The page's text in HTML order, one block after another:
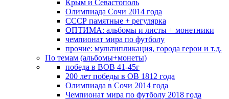
Крым и Севастополь
Олимпиада Сочи 2014 года
СССР памятные + регулярка
ОПТИМА: альбомы и листы + монетники
чемпионат мира по футболу
прочие: мультипликация, города герои и т.д.
По темам (альбомы+монеты)
победа в ВОВ 41-45г
200 лет победы в ОВ 1812 года
Олимпиада в Сочи 2014 года
Чемпионат мира по футболу 2018 года